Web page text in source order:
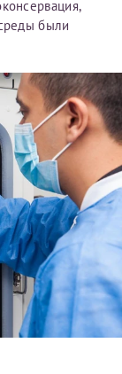
были